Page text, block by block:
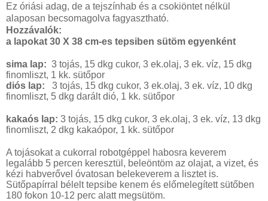
Ez óriási adag, de a tejszínhab és a csokiöntet nélkül
alaposan becsomagolva fagyasztható.
Hozzávalók:
a lapokat 30 X 38 cm-es tepsiben sütöm egyenként
sima lap: 3 tojás, 15 dkg cukor, 3 ek.olaj, 3 ek. víz, 15 dkg
finomliszt, 1 kk. sütőpor
diós lap:
3 tojás, 15 dkg cukor, 3 ek.olaj, 3 ek. víz, 10 dkg
finomliszt, 5 dkg darált dió, 1 kk. sütőpor
kakaós lap: 3 tojás, 15 dkg cukor, 3 ek.olaj, 3 ek. víz, 13 dkg
finomliszt, 2 dkg kakaópor, 1 kk. sütőpor
A tojásokat a cukorral robotgéppel habosra keverem
legalább 5 percen keresztül, beleöntöm az olajat, a vizet, és
kézi habverővel óvatosan belekeverem a lisztet is.
Sütőpapírral bélelt tepsibe kenem és előmelegített sütőben
180 fokon 10-12 perc alatt megsütöm.